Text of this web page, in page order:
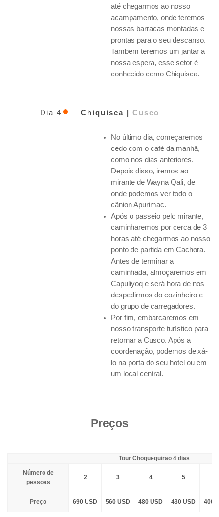
até chegarmos ao nosso
acampamento, onde teremos
nossas barracas montadas e
prontas para o seu descanso.
Também teremos um jantar à
nossa espera, esse setor é
conhecido como Chiquisca.
Dia 4 Chiquisca | Cusco
No último dia, começaremos
cedo com o café da manhã,
como nos dias anteriores.
Depois disso, iremos ao
mirante de Wayna Qali, de
onde podemos ver todo o
cânion Apurimac.
Após o passeio pelo mirante,
caminharemos por cerca de 3
horas até chegarmos ao nosso
ponto de partida em Cachora.
Antes de terminar a
caminhada, almoçaremos em
Capuliyoq e será hora de nos
despedirmos do cozinheiro e
do grupo de carregadores.
Por fim, embarcaremos em
nosso transporte turístico para
retornar a Cusco. Após a
coordenação, podemos deixá-
lo na porta do seu hotel ou em
um local central.
Preços
Tour Choquequirao 4 dias
Número de
pessoas
2 3 4 5
Preço 690 USD 560 USD 480 USD 430 USD 400